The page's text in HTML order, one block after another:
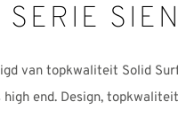
van topkwaliteit Solid
end. Design,